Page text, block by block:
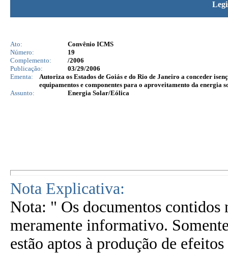
Ato:
Convênio ICMS
Número:
19
Complemento:
/2006
Publicação:
03/29/2006
Ementa:
Autoriza os Estados de Goiás e do Rio de Janeiro a conceder
equipamentos e componentes para o aproveitamento da energia
Assunto:
Energia Solar/Eólica
Nota Explicativa:
Nota: " Os documentos contidos
meramente informativo.
estão aptos à produção de